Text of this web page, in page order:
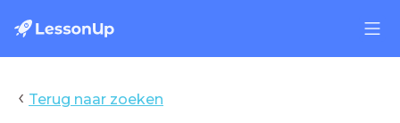
‹ Terug naar zoeken